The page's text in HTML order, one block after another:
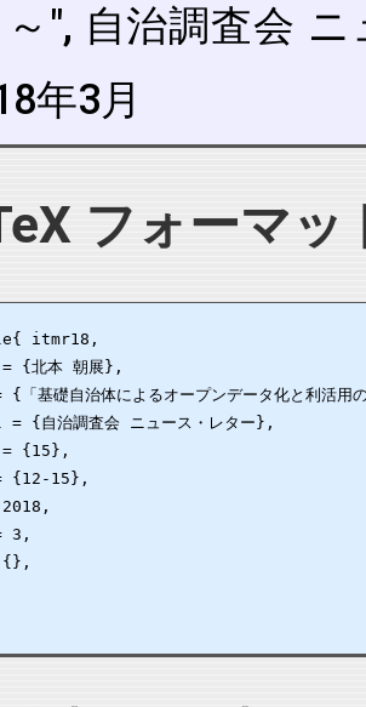
", 自治調査会
年3月
フォーマッ
itmr18,
{北本 朝展},
基礎自治体によるオープンデータ化と利活用
{自治調査会 ニュース・レター},
{15},
{12-15},
3,